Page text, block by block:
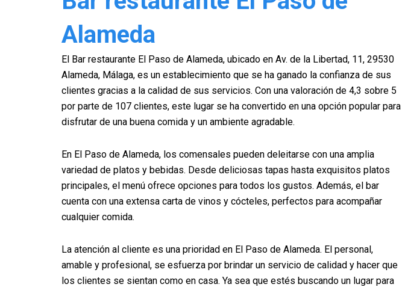
Alameda
El Bar restaurante El Paso de Alameda, ubicado en Av. de la Libertad, 11, 29530
Alameda, Málaga, es un establecimiento que se ha ganado la confianza de sus
clientes gracias a la calidad de sus servicios. Con una valoración de 4,3 sobre 5
por parte de 107 clientes, este lugar se ha convertido en una opción popular para
disfrutar de una buena comida y un ambiente agradable.
En El Paso de Alameda, los comensales pueden deleitarse con una amplia
variedad de platos y bebidas. Desde deliciosas tapas hasta exquisitos platos
principales, el menú ofrece opciones para todos los gustos. Además, el bar
cuenta con una extensa carta de vinos y cócteles, perfectos para acompañar
cualquier comida.
La atención al cliente es una prioridad en El Paso de Alameda. El personal,
amable y profesional, se esfuerza por brindar un servicio de calidad y hacer que
los clientes se sientan como en casa. Ya sea que estés buscando un lugar para